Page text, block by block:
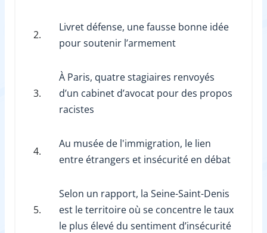
2.
Livret défense, une fausse bonne idée
pour soutenir l’armement
3.
À Paris, quatre stagiaires renvoyés
d’un cabinet d’avocat pour des propos
racistes
4.
Au musée de l'immigration, le lien
entre étrangers et insécurité en débat
5.
Selon un rapport, la Seine-Saint-Denis
est le territoire où se concentre le taux
le plus élevé du sentiment d’insécurité